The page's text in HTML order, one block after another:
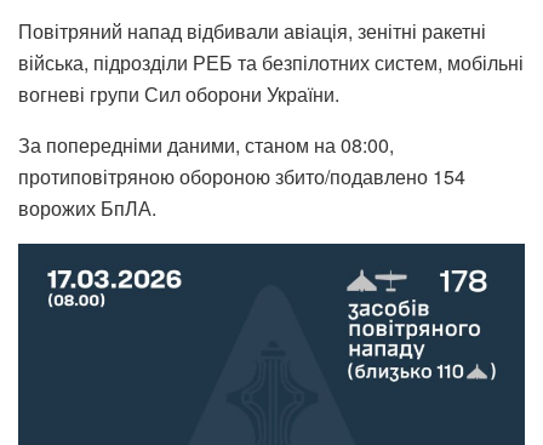
Повітряний напад відбивали авіація, зенітні ракетні
війська, підрозділи РЕБ та безпілотних систем, мобільні
вогневі групи Сил оборони України.
За попередніми даними, станом на 08:00,
протиповітряною обороною збито/подавлено 154
ворожих БпЛА.